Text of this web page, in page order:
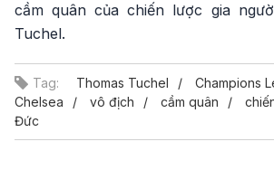
cầm quân của chiến lược gia
Tuchel.
Tag: Thomas Tuchel
Champions
Chelsea
vô địch cầm quân
Đức